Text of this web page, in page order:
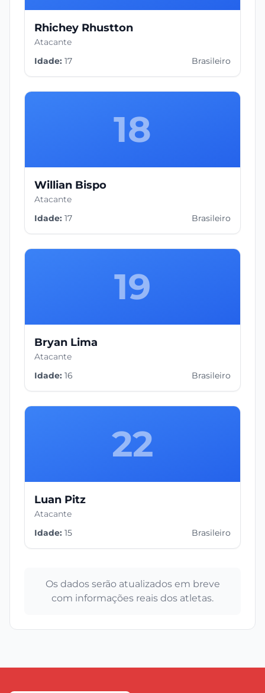
Rhichey Rhustton
Atacante
Idade: 17 Brasileiro
18
Willian Bispo
Atacante
Idade: 17 Brasileiro
19
Bryan Lima
Atacante
Idade: 16 Brasileiro
22
Luan Pitz
Atacante
Idade: 15 Brasileiro
Os dados serão atualizados em breve
com informações reais dos atletas.